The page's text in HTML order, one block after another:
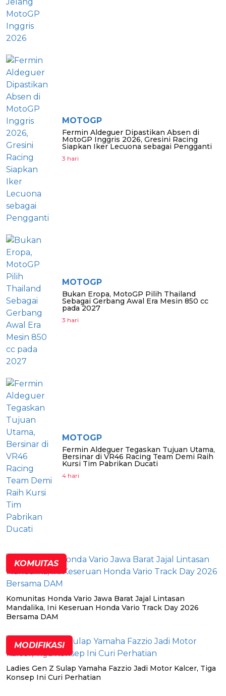
MOTOGP
Fermin Aldeguer Dipastikan Absen di
MotoGP Inggris 2026, Gresini Racing
Siapkan Iker Lecuona sebagai Pengganti
3 hari
MOTOGP
Bukan Eropa, MotoGP Pilih Thailand
Sebagai Gerbang Awal Era Mesin 850 cc
pada 2027
3 hari
MOTOGP
Fermin Aldeguer Tegaskan Tujuan Utama,
Bersinar di VR46 Racing Team Demi Raih
Kursi Tim Pabrikan Ducati
4 hari
KOMUITAS
Komunitas Honda Vario Jawa Barat Jajal Lintasan
Mandalika, Ini Keseruan Honda Vario Track Day 2026
Bersama DAM
MODIFIKASI
Ladies Gen Z Sulap Yamaha Fazzio Jadi Motor Kalcer, Tiga
Konsep Ini Curi Perhatian